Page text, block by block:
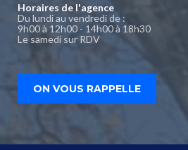
Horaires de l'agence
Du lundi au vendredi de :
9h00 à 12h00 - 14h00 à 18h30
Le samedi sur RDV
ON VOUS RAPPELLE